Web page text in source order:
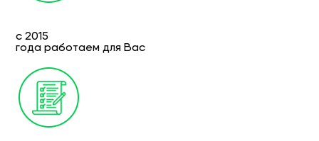
с 2015
года работаем для Вас